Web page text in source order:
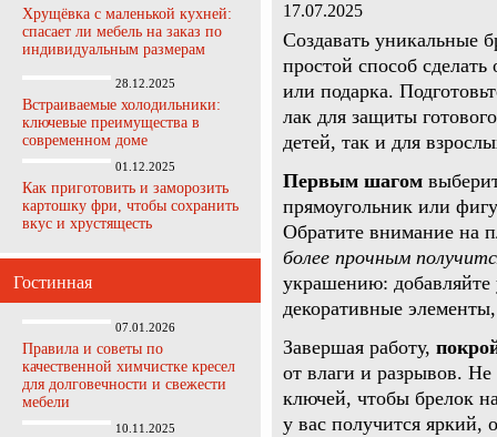
Хрущёвка с маленькой кухней:
спасает ли мебель на заказ по
индивидуальным размерам
28.12.2025
Встраиваемые холодильники:
ключевые преимущества в
современном доме
01.12.2025
Как приготовить и заморозить
картошку фри, чтобы сохранить
вкус и хрустящесть
Гостинная
07.01.2026
Правила и советы по
качественной химчистке кресел
для долговечности и свежести
мебели
10.11.2025
17.07.2025
Создавать уникальные
простой способ
или подарка.
лак для защиты
детей, так и для
Первым шагом
прямоугольник или
Обратите внимание на
более прочным
украшению: добавляйте
декоративные
Завершая работу,
от влаги и разрывов. Не
ключей, чтобы брелок
у вас получится яркий,